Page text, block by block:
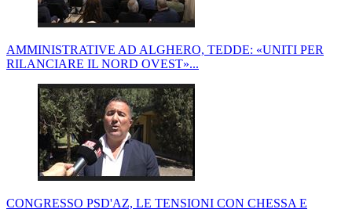
AMMINISTRATIVE AD ALGHERO, TEDDE: «UNITI PER
RILANCIARE IL NORD OVEST»...
CONGRESSO PSD'AZ, LE TENSIONI CON CHESSA E